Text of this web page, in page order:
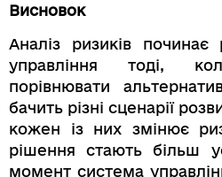
Висновок
Аналіз ризиків
управління тоді,
порівнювати
бачить різні сценарії
кожен із них змінює
рішення стають більш
момент система